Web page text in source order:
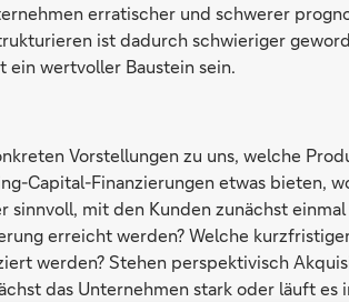
erratischer und schwerer
ist dadurch schwieriger
ein wertvoller Baustein sein.
Vorstellungen zu uns, welche
Capital-Finanzierungen etwas bieten,
mit den Kunden zunächst
erreicht werden? Welche
werden? Stehen perspektivisch
das Unternehmen stark oder läuft es